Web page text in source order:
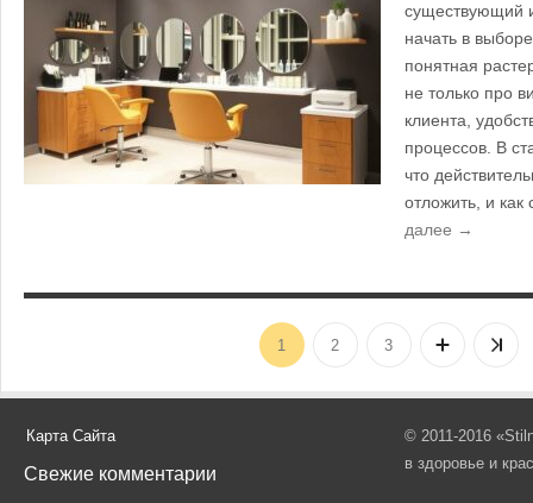
существующий
начать в
понятная
не только про
клиента,
процессов. В
что
отложить, и
далее →
1 2 3
Карта Сайта
Свежие комментарии
© 2011-2016
в здоровье и